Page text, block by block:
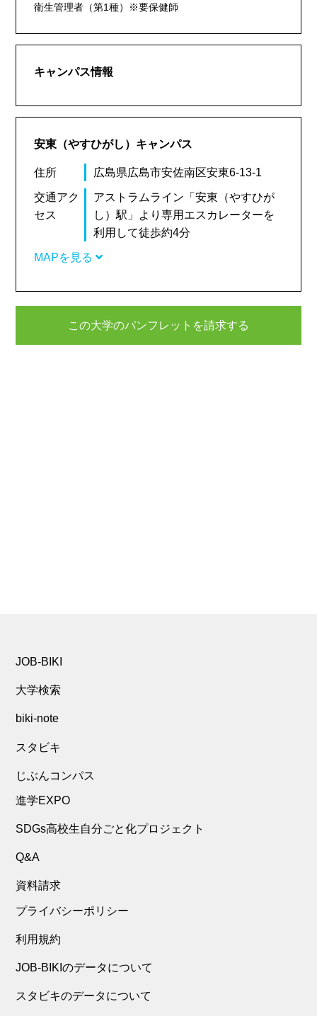
衛生管理者（第1種）※要保健師
キャンパス情報
安東（やすひがし）キャンパス
住所 広島県広島市安佐南区安東6-13-1
交通アク
セス
アストラムライン「安東（やすひが
し）駅」より専用エスカレーターを
利用して徒歩約4分
MAPを見る
この大学のパンフレットを請求する
JOB-BIKI
大学検索
biki-note
スタビキ
じぶんコンパス
進学EXPO
SDGs高校生自分ごと化プロジェクト
Q&A
資料請求
プライバシーポリシー
利用規約
JOB-BIKIのデータについて
スタビキのデータについて